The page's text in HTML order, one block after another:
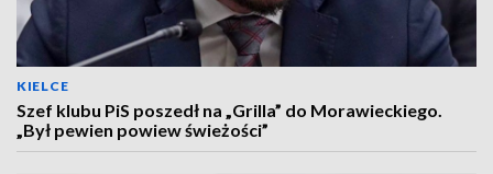
KIELCE
Szef klubu PiS poszedł na „Grilla” do Morawieckiego.
„Był pewien powiew świeżości”